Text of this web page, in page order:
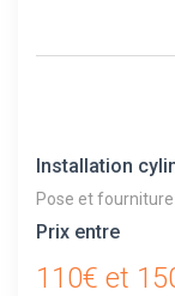
Installation
Pose et fourniture
Prix entre
110€ et